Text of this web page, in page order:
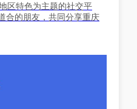
区特色为主题的社交平
合的朋友，共同分享重庆